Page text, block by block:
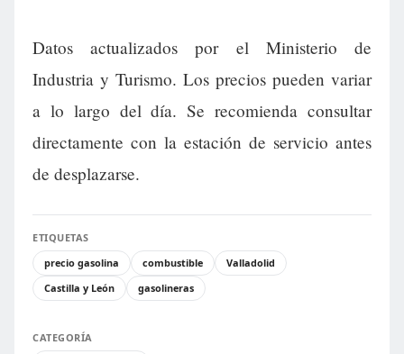
Datos actualizados por el Ministerio de
Industria y Turismo. Los precios pueden variar
a lo largo del día. Se recomienda consultar
directamente con la estación de servicio antes
de desplazarse.
ETIQUETAS
precio gasolina
combustible
Valladolid
Castilla y León
gasolineras
CATEGORÍA